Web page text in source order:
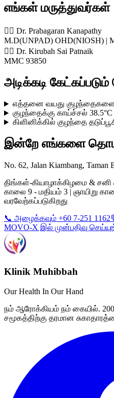
எங்கள் மருத்துவர்கள்
👨‍⚕️ Dr. Prabagaran Kanapathy
M.D(UNPAD) OHD(NIOSH) |
👨‍⚕️ Dr. Kirubah Sai Patnaik
MMC 93850
அடிக்கடி
எத்தனை வயது குழந்தைகளை
குழந்தைக்கு காய்ச்சல்
கிளினிக்கில் குழந்தை
இன்றே எங்களை
No. 62, Jalan Kiambang, Taman
திங்கள்-கியாழாக்கிழமை &
காலை 9 - மதியம் 3 | ஞாயிறு
வரவேற்கப்படுகிறது
📞 அழைக்கவும் +60 7-251 1162
MOVO-X இல் முன்பதிவு
Klinik Muhibbah
Our Health In Our Hand
நம் ஆரோக்கியம் நம் கையில்.
சமூகத்திற்கு தரமான